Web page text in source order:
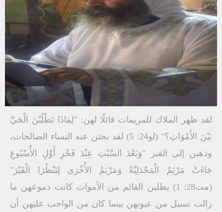
لقد ظهر الملاك للمريمات قائلًا لهن: "لِمَاذَا تَطْلُبْنَ الْحَيَّ
بَيْنَ الأَمْوَاتِ؟" (لو24: 5) لقد بحثن عنه النساء الصالحات،
وذهبن إلى القبر "وَبَعْدَ السَّبْتِ عِنْدَ فَجْرِ أَوَّلِ الأُسْبُوعِ
جَاءَتْ مَرْيَمُ الْمَجْدَلِيَّةُ وَمَرْيَمُ الأُخْرَى لِتَنْظُرَا الْقَبْرَ"
(مت28: 1) يطلبن القائم من الأموات كانت دموعهن ما
زالت تسيل من عيونهن بينما كان من الواجب عليهن أن